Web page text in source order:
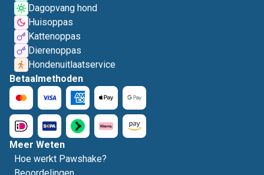
Dagopvang hond
Huisoppas
Kattenoppas
Dierenoppas
Hondenuitlaatservice
Betaalmethoden
Meer Weten
Hoe werkt Pawshake?